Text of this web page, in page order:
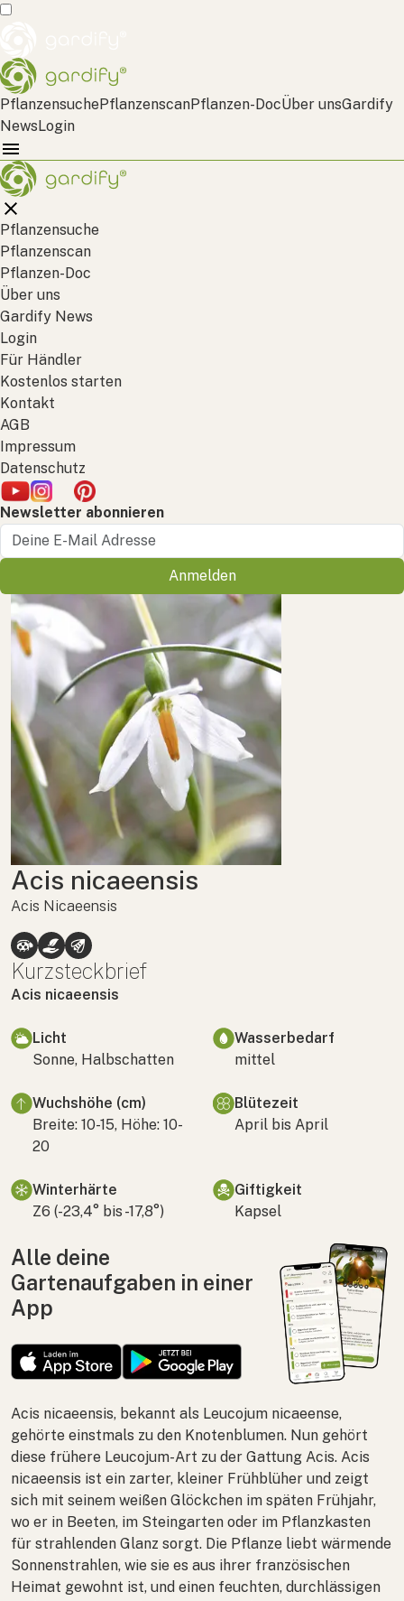
PflanzensuchePflanzenscanPflanzen-DocÜber unsGardify
NewsLogin
Pflanzensuche
Pflanzenscan
Pflanzen-Doc
Über uns
Gardify News
Login
Für Händler
Kostenlos starten
Kontakt
AGB
Impressum
Datenschutz
Newsletter abonnieren
Anmelden
Acis nicaeensis
Acis Nicaeensis
Kurzsteckbrief
Acis nicaeensis
Licht
Sonne, Halbschatten
Wasserbedarf
mittel
Wuchshöhe (cm)
Breite: 10-15, Höhe: 10-
20
Blütezeit
April bis April
Winterhärte
Z6 (-23,4° bis -17,8°)
Giftigkeit
Kapsel
Alle deine
Gartenaufgaben in einer
App
Acis nicaeensis, bekannt als Leucojum nicaeense,
gehörte einstmals zu den Knotenblumen. Nun gehört
diese frühere Leucojum-Art zu der Gattung Acis. Acis
nicaeensis ist ein zarter, kleiner Frühblüher und zeigt
sich mit seinem weißen Glöckchen im späten Frühjahr,
wo er in Beeten, im Steingarten oder im Pflanzkasten
für strahlenden Glanz sorgt. Die Pflanze liebt wärmende
Sonnenstrahlen, wie sie es aus ihrer französischen
Heimat gewohnt ist, und einen feuchten, durchlässigen